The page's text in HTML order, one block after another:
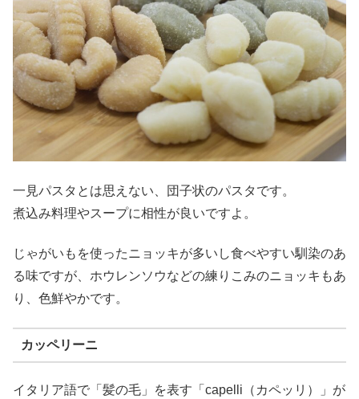
一見パスタとは思えない、団子状のパスタです。
煮込み料理やスープに相性が良いですよ。
じゃがいもを使ったニョッキが多いし食べやすい馴染のあ
る味ですが、ホウレンソウなどの練りこみのニョッキもあ
り、色鮮やかです。
カッペリーニ
イタリア語で「髪の毛」を表す「capelli（カペッリ）」が